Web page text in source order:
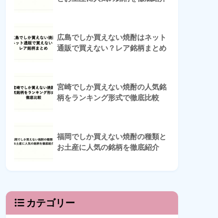
広島でしか買えない焼酎はネット
通販で買えない？レア銘柄まとめ
宮崎でしか買えない焼酎の人気銘
柄をランキング形式で徹底比較
福岡でしか買えない焼酎の種類と
お土産に人気の銘柄を徹底紹介
カテゴリー